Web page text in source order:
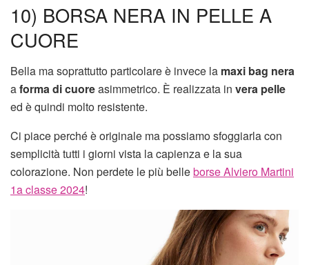
10) BORSA NERA IN PELLE A
CUORE
Bella ma soprattutto particolare è invece la maxi bag nera
aforma di cuoreasimmetrico. È realizzata in vera pelle
ed è quindi molto resistente.
Ci piace perché è originale ma possiamo sfoggiarla con
semplicità tutti i giorni vista la capienza e la sua
colorazione. Non perdete le più belleborse Alviero Martini
1a classe 2024!